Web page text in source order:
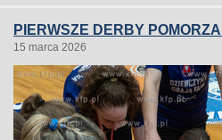
PIERWSZE DERBY
15 marca 2026